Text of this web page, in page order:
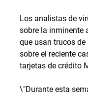
Los analistas de
sobre la inminente
que usan trucos
sobre el reciente
tarjetas de crédito
\"Durante esta